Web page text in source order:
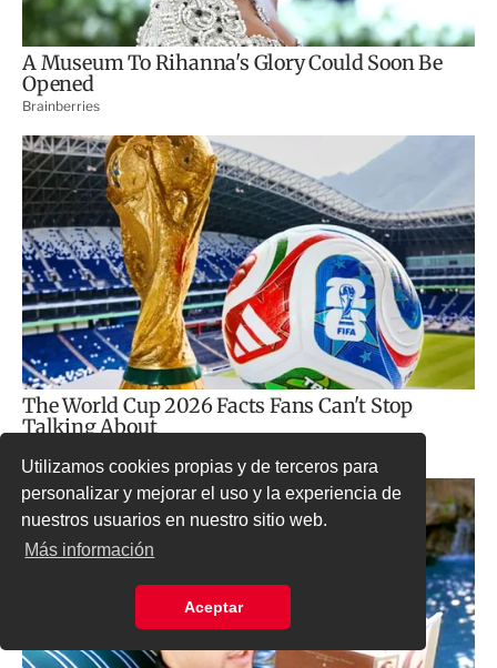
Utilizamos cookies propias y de terceros para
personalizar y mejorar el uso y la experiencia de
nuestros usuarios en nuestro sitio web.
Más información
Aceptar